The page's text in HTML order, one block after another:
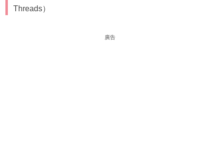
Threads）
廣告